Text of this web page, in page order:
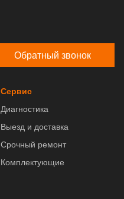
Обратный звонок
Сервис
Диагностика
Выезд и доставка
Срочный ремонт
Комплектующие